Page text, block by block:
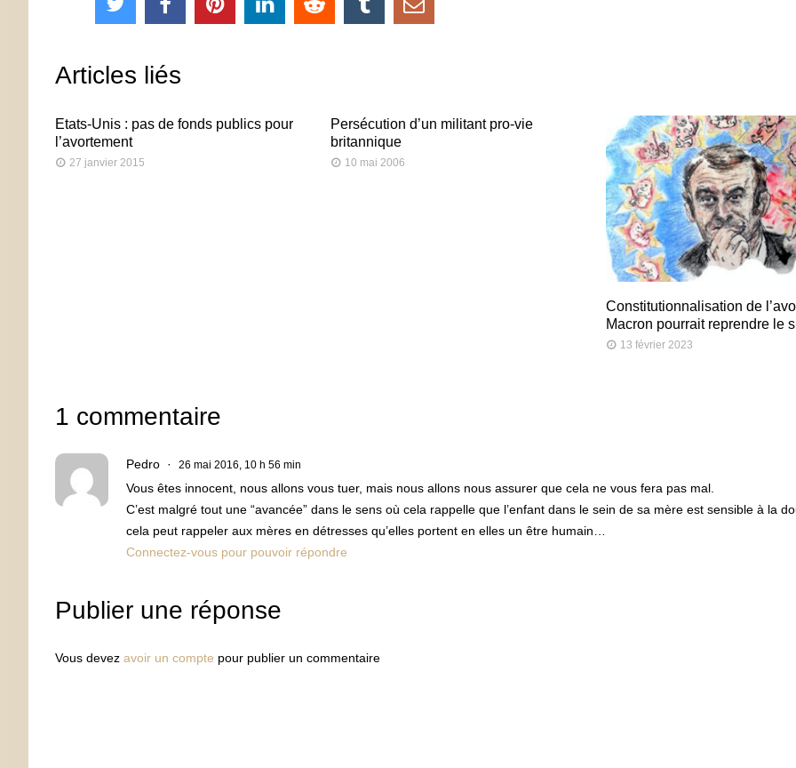
Articles liés
Etats-Unis : pas de fonds publics pour
l’avortement
27 janvier 2015
Persécution d’un militant pro-vie
britannique
10 mai 2006
Constitutionnalisation de
Macron pourrait reprendre le
13 février 2023
1 commentaire
Pedro 26 mai 2016, 10 h 56 min
Vous êtes innocent, nous allons vous tuer, mais nous allons nous assurer que cela ne vous fera pas mal.
C’est malgré tout une “avancée” dans le sens où cela rappelle que l’enfant dans le sein de sa mère est sensible à la
cela peut rappeler aux mères en détresses qu’elles portent en elles un être humain…
Connectez-vous pour pouvoir répondre
Publier une réponse
Vous devez avoir un compte pour publier un commentaire